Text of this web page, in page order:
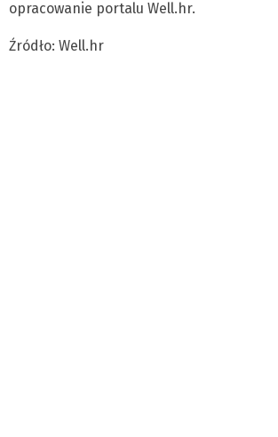
opracowanie portalu Well.hr.
Źródło: Well.hr